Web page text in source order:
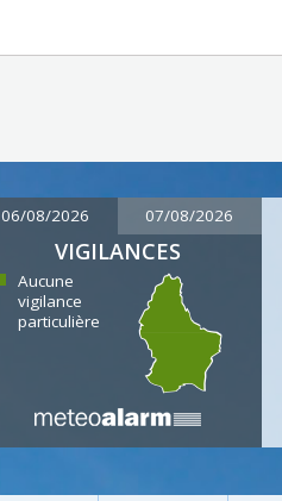
06/08/2026 07/08/2026
VIGILANCES
Aucune
vigilance
particulière